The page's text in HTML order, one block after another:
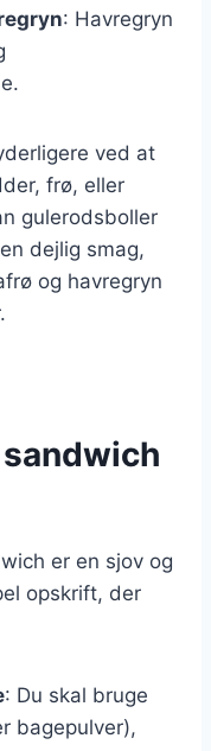
: Havregryn
ved at
frø, eller
gulerodsboller
dejlig smag,
og havregryn
er en sjov og
opskrift, der
: Du skal bruge
bagepulver),